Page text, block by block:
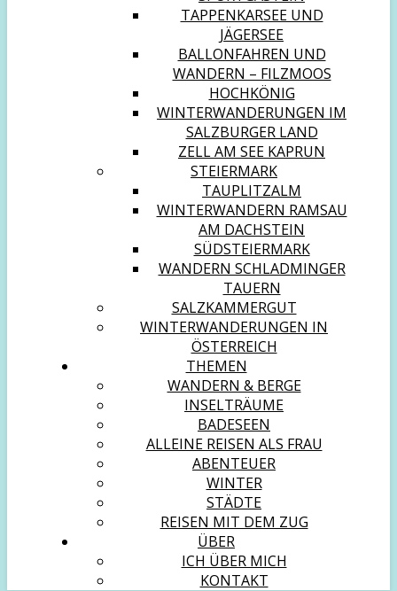
TAPPENKARSEE UND
JÄGERSEE
BALLONFAHREN UND
WANDERN – FILZMOOS
HOCHKÖNIG
WINTERWANDERUNGEN IM
SALZBURGER LAND
ZELL AM SEE KAPRUN
STEIERMARK
TAUPLITZALM
WINTERWANDERN RAMSAU
AM DACHSTEIN
SÜDSTEIERMARK
WANDERN SCHLADMINGER
TAUERN
SALZKAMMERGUT
WINTERWANDERUNGEN IN
ÖSTERREICH
THEMEN
WANDERN & BERGE
INSELTRÄUME
BADESEEN
ALLEINE REISEN ALS FRAU
ABENTEUER
WINTER
STÄDTE
REISEN MIT DEM ZUG
ÜBER
ICH ÜBER MICH
KONTAKT